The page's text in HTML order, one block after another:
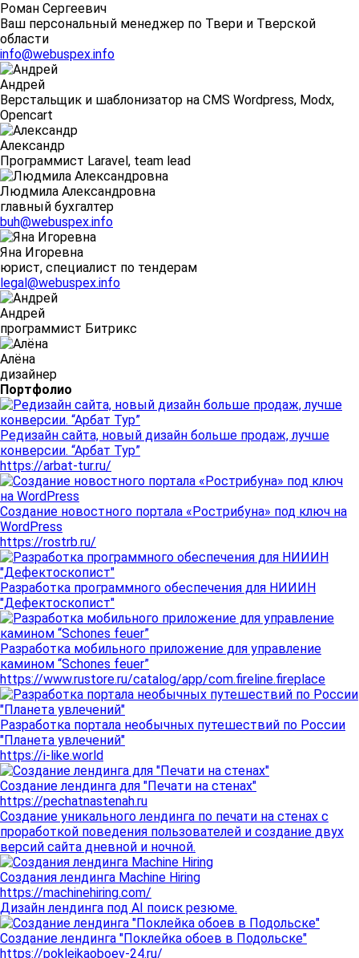
Роман Сергеевич
Ваш персональный менеджер по Твери и Тверской
области
info@webuspex.info
Андрей
Верстальщик и шаблонизатор на CMS Wordpress, Modx,
Opencart
Александр
Программист Laravel, team lead
Людмила Александровна
главный бухгалтер
buh@webuspex.info
Яна Игоревна
юрист, специалист по тендерам
legal@webuspex.info
Андрей
программист Битрикс
Алёна
дизайнер
Портфолио
Редизайн сайта, новый дизайн больше продаж, лучше
конверсии. “Арбат Тур”
https://arbat-tur.ru/
Создание новостного портала «Рострибуна» под ключ на
WordPress
https://rostrb.ru/
Разработка программного обеспечения для НИИИН
"Дефектоскопист"
Разработка мобильного приложение для управление
камином “Schones feuer”
https://www.rustore.ru/catalog/app/com.fireline.fireplace
Разработка портала необычных путешествий по России
"Планета увлечений"
https://i-like.world
Создание лендинга для "Печати на стенах"
https://pechatnastenah.ru
Создание уникального лендинга по печати на стенах с
проработкой поведения пользователей и создание двух
версий сайта дневной и ночной.
Создания лендинга Machine Hiring
https://machinehiring.com/
Дизайн лендинга под AI поиск резюме.
Создание лендинга "Поклейка обоев в Подольске"
https://pokleikaoboev-24.ru/